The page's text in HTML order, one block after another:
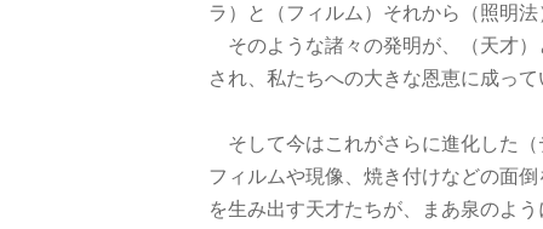
ラ）と（フィルム）それから（照明法
そのような諸々の発明が、（天才
され、私たちへの大きな恩恵に成っ
そして今はこれがさらに進化した
フィルムや現像、焼き付けなどの面
を生み出す天才たちが、まあ泉のよ